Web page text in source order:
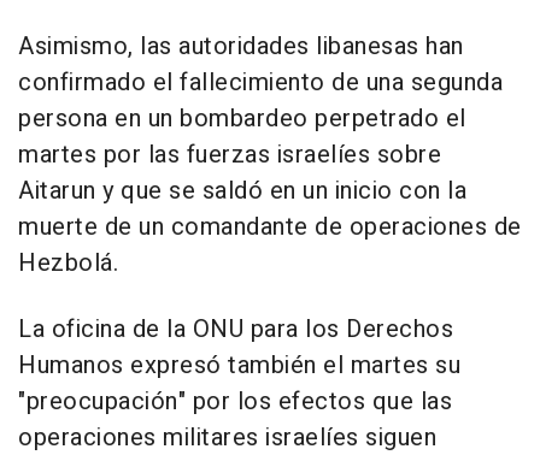
Asimismo, las autoridades libanesas han
confirmado el fallecimiento de una segunda
persona en un bombardeo perpetrado el
martes por las fuerzas israelíes sobre
Aitarun y que se saldó en un inicio con la
muerte de un comandante de operaciones de
Hezbolá.
La oficina de la ONU para los Derechos
Humanos expresó también el martes su
"preocupación" por los efectos que las
operaciones militares israelíes siguen